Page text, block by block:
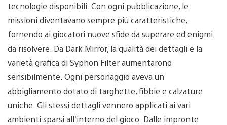
tecnologie disponibili. Con ogni pubblicazione, le
missioni diventavano sempre più caratteristiche,
fornendo ai giocatori nuove sfide da superare ed enigmi
da risolvere. Da Dark Mirror, la qualità dei dettagli e la
varietà grafica di Syphon Filter aumentarono
sensibilmente. Ogni personaggio aveva un
abbigliamento dotato di targhette, fibbie e calzature
uniche. Gli stessi dettagli vennero applicati ai vari
ambienti sparsi all’interno del gioco. Dalle impronte